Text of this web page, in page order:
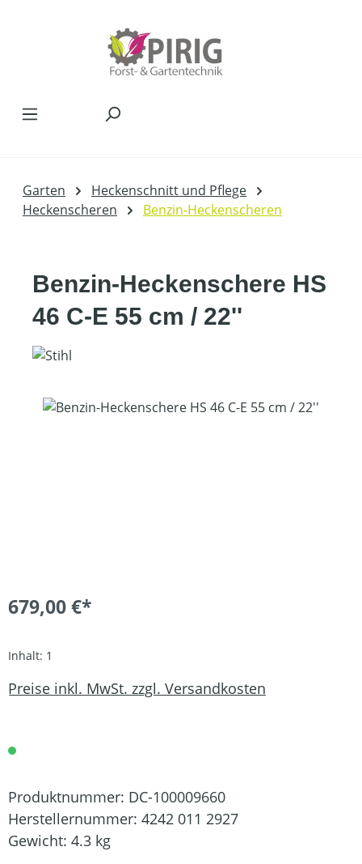
Garten
Heckenschnitt und Pflege
Heckenscheren
Benzin-Heckenscheren
Benzin-Heckenschere HS
46 C-E 55 cm / 22''
Bildergalerie überspringen
679,00 €*
Inhalt: 1
Preise inkl. MwSt. zzgl. Versandkosten
Produktnummer: DC-100009660
Herstellernummer: 4242 011 2927
Gewicht: 4.3 kg